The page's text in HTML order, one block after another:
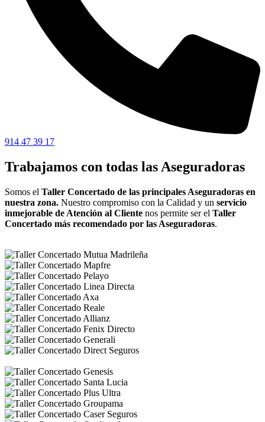
914 47 39 17
Trabajamos con todas las Aseguradoras
Somos el Taller Concertado de las principales Aseguradoras en
nuestra zona. Nuestro compromiso con la Calidad y un servicio
inmejorable de Atención al Cliente nos permite ser el Taller
Concertado más recomendado por las Aseguradoras.